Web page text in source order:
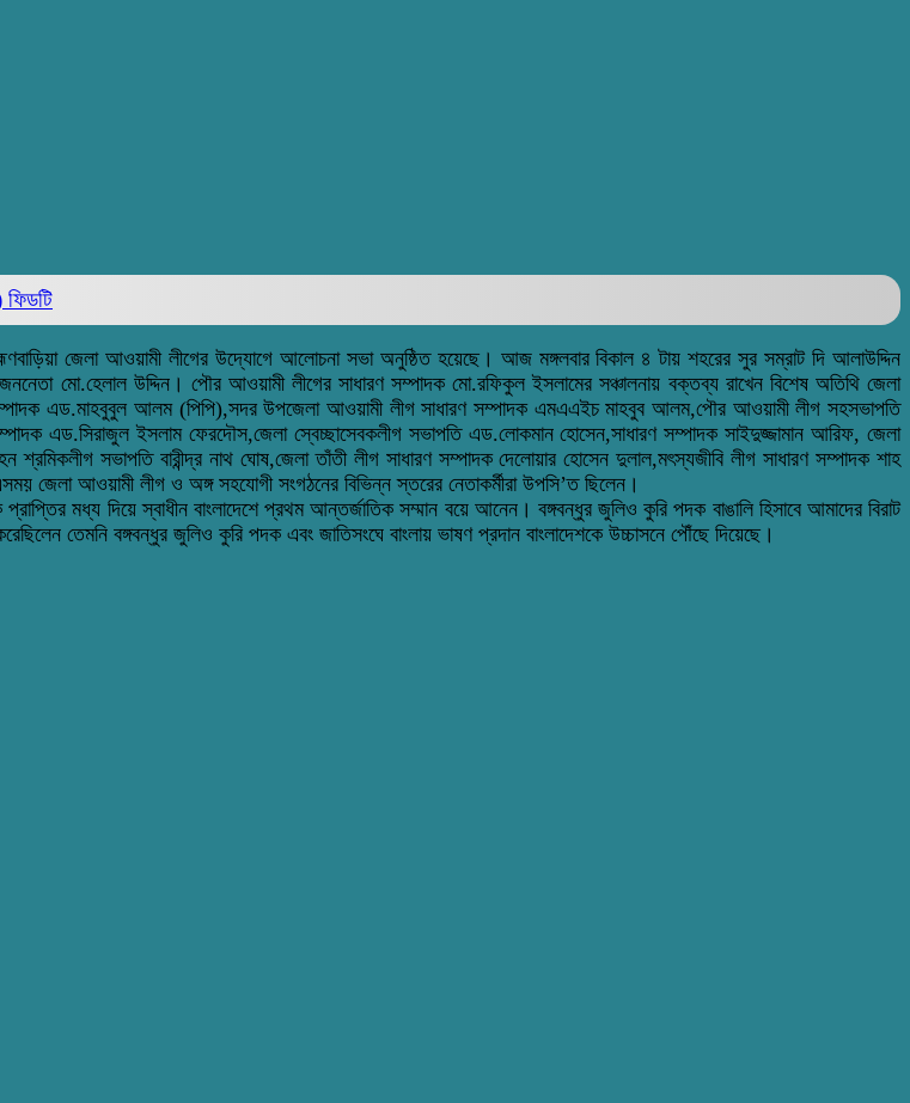
ফিডটি
জেলা আওয়ামী লীগের উদ্যোগে আলোচনা সভা অনুষ্ঠিত হয়েছে। আজ মঙ্গলবার বিকাল ৪ টায় শহরের সুর সম্রাট দি আলাউদ্দিন
মো.হেলাল উদ্দিন। পৌর আওয়ামী লীগের সাধারণ সম্পাদক মো.রফিকুল ইসলামের সঞ্চালনায় বক্তব্য রাখেন বিশেষ অতিথি জেলা
সম্পাদক এড.মাহবুবুল আলম (পিপি),সদর উপজেলা আওয়ামী লীগ সাধারণ সম্পাদক এমএএইচ মাহবুব আলম,পৌর আওয়ামী লীগ সহসভাপতি
এড.সিরাজুল ইসলাম ফেরদৌস,জেলা স্বেচ্ছাসেবকলীগ সভাপতি এড.লোকমান হোসেন,সাধারণ সম্পাদক সাইদুজ্জামান আরিফ, জেলা
সভাপতি বারীন্দ্র নাথ ঘোষ,জেলা তাঁতী লীগ সাধারণ সম্পাদক দেলোয়ার হোসেন দুলাল,মৎস্যজীবি লীগ সাধারণ সম্পাদক শাহ
জেলা আওয়ামী লীগ ও অঙ্গ সহযোগী সংগঠনের বিভিন্ন স্তরের নেতাকর্মীরা উপসি’ত ছিলেন।
মধ্য দিয়ে স্বাধীন বাংলাদেশে প্রথম আন্তর্জাতিক সম্মান বয়ে আনেন। বঙ্গবন্ধুর জুলিও কুরি পদক বাঙালি হিসাবে আমাদের বিরাট
তেমনি বঙ্গবন্ধুর জুলিও কুরি পদক এবং জাতিসংঘে বাংলায় ভাষণ প্রদান বাংলাদেশকে উচ্চাসনে পৌঁছে দিয়েছে।